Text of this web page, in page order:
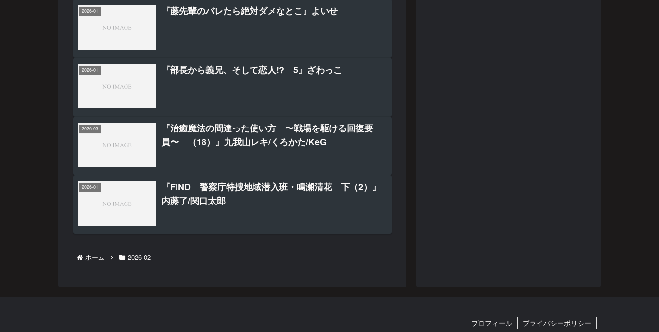
2026-01 『藤先輩のバレたら絶対ダメなとこ』よいせ
2026-01 『部長から義兄、そして恋人!? 5』ざわっこ
2026-03
『治癒魔法の間違った使い方 〜戦場を駆ける回復要
員〜 （18）』九我山レキ/くろかた/KeG
2026-01
『FIND 警察庁特捜地域潜入班・鳴瀬清花 下（2）』
内藤了/関口太郎
ホーム 2026-02
プロフィール プライバシーポリシー